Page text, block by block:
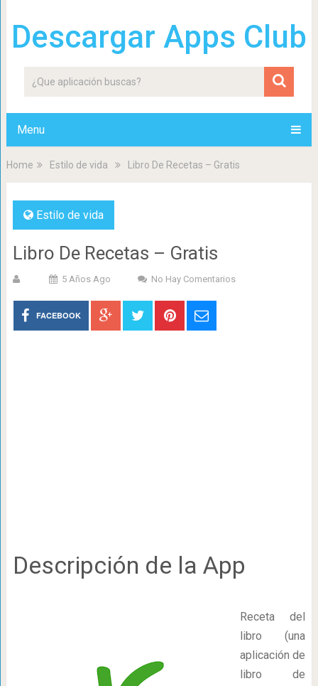
Descargar Apps Club
Menu
Home Estilo de vida Libro De Recetas – Gratis
Estilo de vida
Libro De Recetas – Gratis
5 Años Ago No Hay Comentarios
FACEBOOK
Descripción de la App
Receta del
libro (una
aplicación de
libro de